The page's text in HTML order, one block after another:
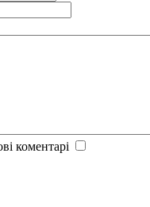
коментарі